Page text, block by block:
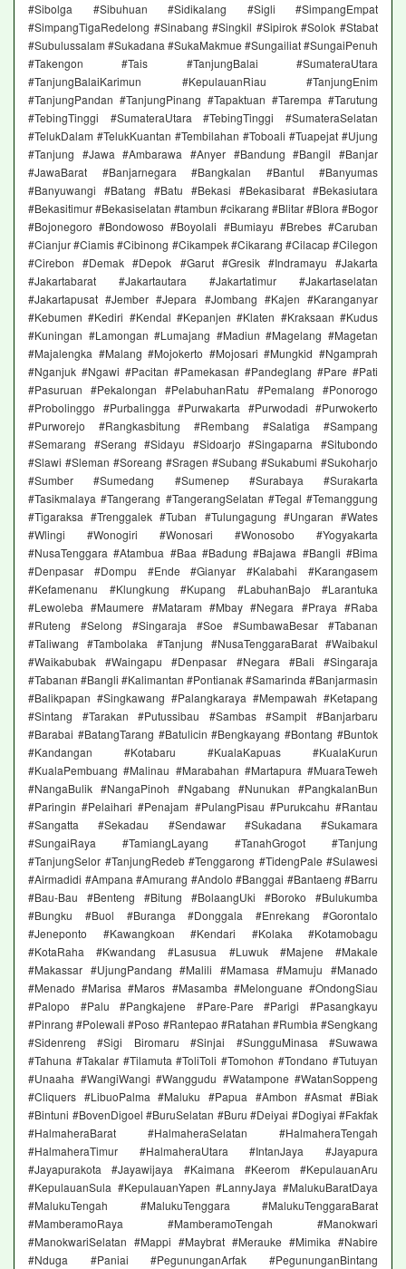
#Sibolga #Sibuhuan #Sidikalang #Sigli #SimpangEmpat
#SimpangTigaRedelong #Sinabang #Singkil #Sipirok #Solok #Stabat
#Subulussalam #Sukadana #SukaMakmue #Sungailiat #SungaiPenuh
#Takengon #Tais #TanjungBalai #SumateraUtara
#TanjungBalaiKarimun #KepulauanRiau #TanjungEnim
#TanjungPandan #TanjungPinang #Tapaktuan #Tarempa #Tarutung
#TebingTinggi #SumateraUtara #TebingTinggi #SumateraSelatan
#TelukDalam #TelukKuantan #Tembilahan #Toboali #Tuapejat #Ujung
#Tanjung #Jawa #Ambarawa #Anyer #Bandung #Bangil #Banjar
#JawaBarat #Banjarnegara #Bangkalan #Bantul #Banyumas
#Banyuwangi #Batang #Batu #Bekasi #Bekasibarat #Bekasiutara
#Bekasitimur #Bekasiselatan #tambun #cikarang #Blitar #Blora #Bogor
#Bojonegoro #Bondowoso #Boyolali #Bumiayu #Brebes #Caruban
#Cianjur #Ciamis #Cibinong #Cikampek #Cikarang #Cilacap #Cilegon
#Cirebon #Demak #Depok #Garut #Gresik #Indramayu #Jakarta
#Jakartabarat #Jakartautara #Jakartatimur #Jakartaselatan
#Jakartapusat #Jember #Jepara #Jombang #Kajen #Karanganyar
#Kebumen #Kediri #Kendal #Kepanjen #Klaten #Kraksaan #Kudus
#Kuningan #Lamongan #Lumajang #Madiun #Magelang #Magetan
#Majalengka #Malang #Mojokerto #Mojosari #Mungkid #Ngamprah
#Nganjuk #Ngawi #Pacitan #Pamekasan #Pandeglang #Pare #Pati
#Pasuruan #Pekalongan #PelabuhanRatu #Pemalang #Ponorogo
#Probolinggo #Purbalingga #Purwakarta #Purwodadi #Purwokerto
#Purworejo #Rangkasbitung #Rembang #Salatiga #Sampang
#Semarang #Serang #Sidayu #Sidoarjo #Singaparna #Situbondo
#Slawi #Sleman #Soreang #Sragen #Subang #Sukabumi #Sukoharjo
#Sumber #Sumedang #Sumenep #Surabaya #Surakarta
#Tasikmalaya #Tangerang #TangerangSelatan #Tegal #Temanggung
#Tigaraksa #Trenggalek #Tuban #Tulungagung #Ungaran #Wates
#Wlingi #Wonogiri #Wonosari #Wonosobo #Yogyakarta
#NusaTenggara #Atambua #Baa #Badung #Bajawa #Bangli #Bima
#Denpasar #Dompu #Ende #Gianyar #Kalabahi #Karangasem
#Kefamenanu #Klungkung #Kupang #LabuhanBajo #Larantuka
#Lewoleba #Maumere #Mataram #Mbay #Negara #Praya #Raba
#Ruteng #Selong #Singaraja #Soe #SumbawaBesar #Tabanan
#Taliwang #Tambolaka #Tanjung #NusaTenggaraBarat #Waibakul
#Waikabubak #Waingapu #Denpasar #Negara #Bali #Singaraja
#Tabanan #Bangli #Kalimantan #Pontianak #Samarinda #Banjarmasin
#Balikpapan #Singkawang #Palangkaraya #Mempawah #Ketapang
#Sintang #Tarakan #Putussibau #Sambas #Sampit #Banjarbaru
#Barabai #BatangTarang #Batulicin #Bengkayang #Bontang #Buntok
#Kandangan #Kotabaru #KualaKapuas #KualaKurun
#KualaPembuang #Malinau #Marabahan #Martapura #MuaraTeweh
#NangaBulik #NangaPinoh #Ngabang #Nunukan #PangkalanBun
#Paringin #Pelaihari #Penajam #PulangPisau #Purukcahu #Rantau
#Sangatta #Sekadau #Sendawar #Sukadana #Sukamara
#SungaiRaya #TamiangLayang #TanahGrogot #Tanjung
#TanjungSelor #TanjungRedeb #Tenggarong #TidengPale #Sulawesi
#Airmadidi #Ampana #Amurang #Andolo #Banggai #Bantaeng #Barru
#Bau-Bau #Benteng #Bitung #BolaangUki #Boroko #Bulukumba
#Bungku #Buol #Buranga #Donggala #Enrekang #Gorontalo
#Jeneponto #Kawangkoan #Kendari #Kolaka #Kotamobagu
#KotaRaha #Kwandang #Lasusua #Luwuk #Majene #Makale
#Makassar #UjungPandang #Malili #Mamasa #Mamuju #Manado
#Menado #Marisa #Maros #Masamba #Melonguane #OndongSiau
#Palopo #Palu #Pangkajene #Pare-Pare #Parigi #Pasangkayu
#Pinrang #Polewali #Poso #Rantepao #Ratahan #Rumbia #Sengkang
#Sidenreng #Sigi Biromaru #Sinjai #SungguMinasa #Suwawa
#Tahuna #Takalar #Tilamuta #ToliToli #Tomohon #Tondano #Tutuyan
#Unaaha #WangiWangi #Wanggudu #Watampone #WatanSoppeng
#Cliquers #LibuoPalma #Maluku #Papua #Ambon #Asmat #Biak
#Bintuni #BovenDigoel #BuruSelatan #Buru #Deiyai #Dogiyai #Fakfak
#HalmaheraBarat #HalmaheraSelatan #HalmaheraTengah
#HalmaheraTimur #HalmaheraUtara #IntanJaya #Jayapura
#Jayapurakota #Jayawijaya #Kaimana #Keerom #KepulauanAru
#KepulauanSula #KepulauanYapen #LannyJaya #MalukuBaratDaya
#MalukuTengah #MalukuTenggara #MalukuTenggaraBarat
#MamberamoRaya #MamberamoTengah #Manokwari
#ManokwariSelatan #Mappi #Maybrat #Merauke #Mimika #Nabire
#Nduga #Paniai #PegununganArfak #PegununganBintang